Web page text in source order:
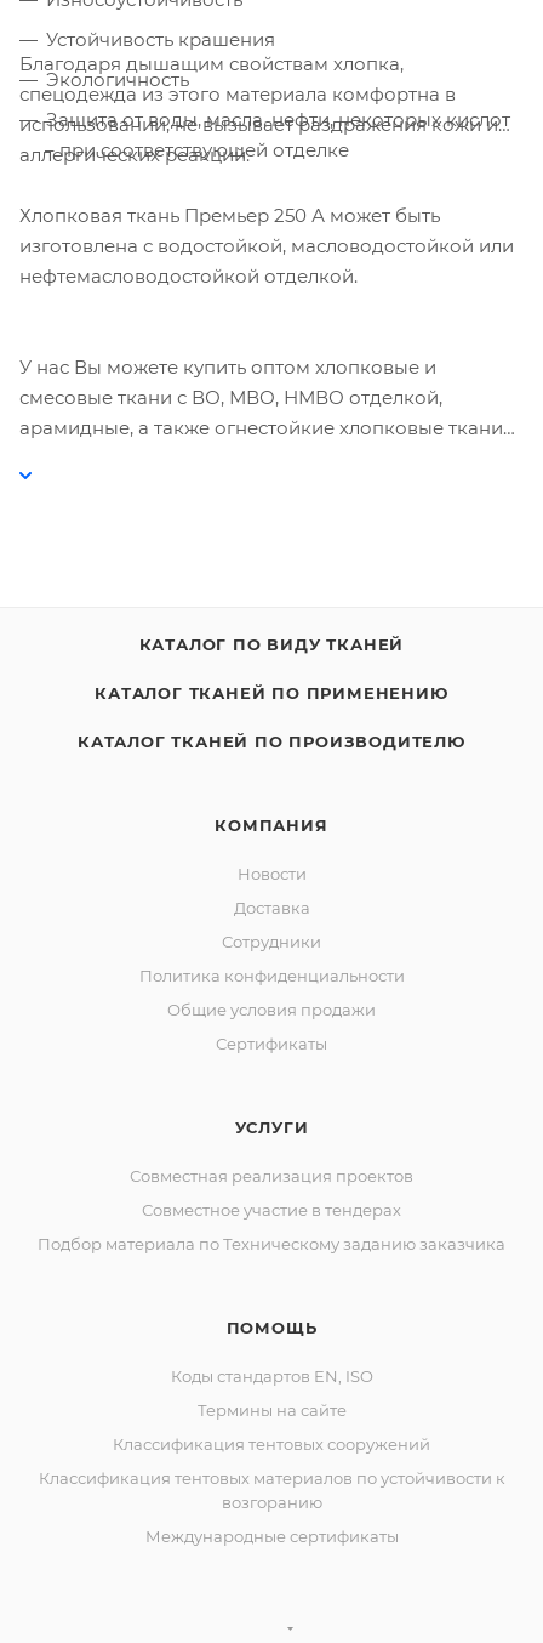
Устойчивость крашения
Экологичность
Защита от воды, масла, нефти, некоторых кислот
– при соответствующей отделке
Благодаря дышащим свойствам хлопка,
спецодежда из этого материала комфортна в
использовании, не вызывает раздражения кожи и
аллергических реакций.
Хлопковая ткань Премьер 250 А может быть
изготовлена с водостойкой, масловодостойкой или
нефтемасловодостойкой отделкой.
У нас Вы можете купить оптом хлопковые и
смесовые ткани с ВО, МВО, НМВО отделкой,
арамидные, а также огнестойкие хлопковые ткани
КАТАЛОГ ПО ВИДУ ТКАНЕЙ
КАТАЛОГ ТКАНЕЙ ПО ПРИМЕНЕНИЮ
КАТАЛОГ ТКАНЕЙ ПО ПРОИЗВОДИТЕЛЮ
КОМПАНИЯ
Новости
Доставка
Сотрудники
Политика конфиденциальности
Общие условия продажи
Сертификаты
УСЛУГИ
Совместная реализация проектов
Совместное участие в тендерах
Подбор материала по Техническому заданию заказчика
ПОМОЩЬ
Коды стандартов EN, ISO
Термины на сайте
Классификация тентовых сооружений
Классификация тентовых материалов по устойчивости к
возгоранию
Международные сертификаты